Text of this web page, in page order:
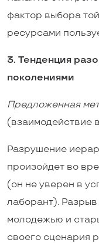
фактор выбора
ресурсами
3. Тенденция
поколениями
Предложенная
(взаимодействие
Разрушение
произойдет во
(он не уверен в
лаборант).
молодежью и
своего сценария